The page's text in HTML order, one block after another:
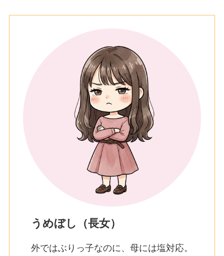
うめぼし（長女）
外ではぶりっ子なのに、母には塩対応。